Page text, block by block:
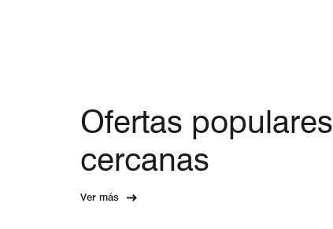
Ofertas populares
cercanas
Ver más